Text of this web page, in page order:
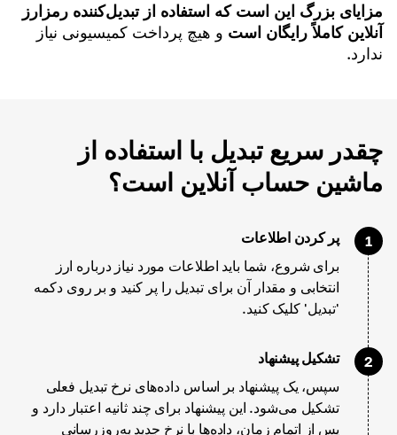
مزایای بزرگ این است که استفاده از تبدیل‌کننده رمزارز
آنلاین کاملاً رایگان است و هیچ پرداخت کمیسیونی نیاز
ندارد.
چقدر سریع تبدیل با استفاده از
ماشین حساب آنلاین است؟
1
پر کردن اطلاعات
برای شروع، شما باید اطلاعات مورد نیاز درباره ارز
انتخابی و مقدار آن برای تبدیل را پر کنید و بر روی دکمه
'تبدیل' کلیک کنید.
2
تشکیل پیشنهاد
سپس، یک پیشنهاد بر اساس داده‌های نرخ تبدیل فعلی
تشکیل می‌شود. این پیشنهاد برای چند ثانیه اعتبار دارد و
پس از اتمام زمان، داده‌ها با نرخ جدید به‌روزرسانی